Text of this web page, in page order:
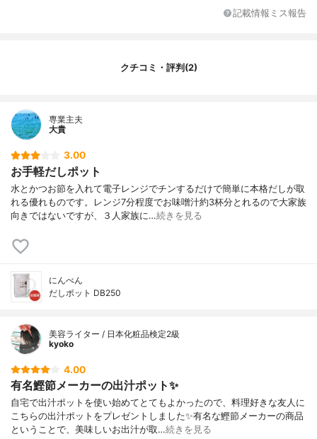
記載情報ミス報告
クチコミ・評判(2)
専業主夫
大貴
3.00
お手軽だしポット
水とかつお節を入れて電子レンジでチンするだけで簡単に本格だしが取
れる優れものです。レンジ7分程度でお味噌汁約3杯分とれるので大家族
向きではないですが、３人家族に…続きを見る
にんべん
だしポット DB250
美容ライター / 日本化粧品検定2級
kyoko
4.00
有名鰹節メーカーの出汁ポット✨
自宅で出汁ポットを使い始めてとてもよかったので、料理好きな友人に
こちらの出汁ポットをプレゼントしました✨有名な鰹節メーカーの商品
ということで、美味しいお出汁が取…続きを見る